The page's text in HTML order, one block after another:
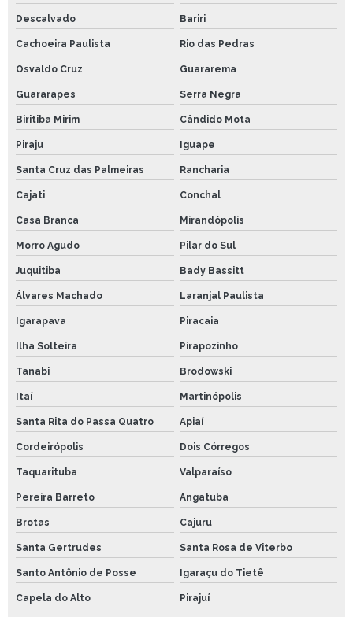
Descalvado Bariri
Cachoeira Paulista Rio das Pedras
Osvaldo Cruz Guararema
Guararapes Serra Negra
Biritiba Mirim Cândido Mota
Piraju Iguape
Santa Cruz das Palmeiras Rancharia
Cajati Conchal
Casa Branca Mirandópolis
Morro Agudo Pilar do Sul
Juquitiba Bady Bassitt
Álvares Machado Laranjal Paulista
Igarapava Piracaia
Ilha Solteira Pirapozinho
Tanabi Brodowski
Itaí Martinópolis
Santa Rita do Passa Quatro Apiaí
Cordeirópolis Dois Córregos
Taquarituba Valparaíso
Pereira Barreto Angatuba
Brotas Cajuru
Santa Gertrudes Santa Rosa de Viterbo
Santo Antônio de Posse Igaraçu do Tietê
Capela do Alto Pirajuí